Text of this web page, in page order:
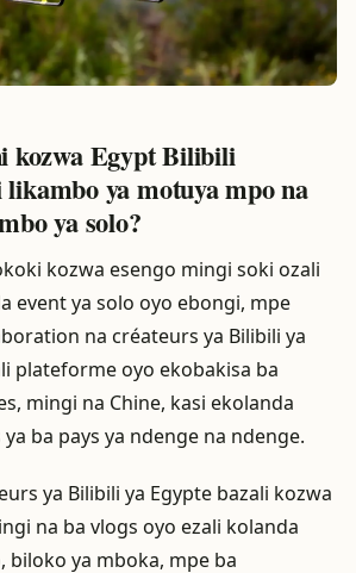
kozwa Egypt Bilibili
ya motuya mpo na
ya solo?
kozwa esengo mingi soki ozali
event ya solo oyo ebongi, mpe
na créateurs ya Bilibili ya
plateforme oyo ekobakisa ba
mingi na Chine, kasi ekolanda
ba pays ya ndenge na ndenge.
ya Bilibili ya Egypte bazali kozwa
na ba vlogs oyo ezali kolanda
biloko ya mboka, mpe ba